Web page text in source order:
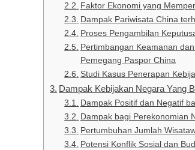
Faktor Ekonomi yang
Dampak Pariwisata China
Proses Pengambilan
Pertimbangan Keamanan
Pemegang Paspor China
Studi Kasus Penerapan
Dampak Kebijakan Negara Yang
Dampak Positif dan Negatif
Dampak bagi Perekonomian
Pertumbuhan Jumlah
Potensi Konflik Sosial dan